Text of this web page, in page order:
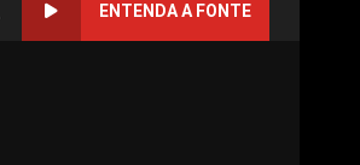
ENTENDA A FONTE